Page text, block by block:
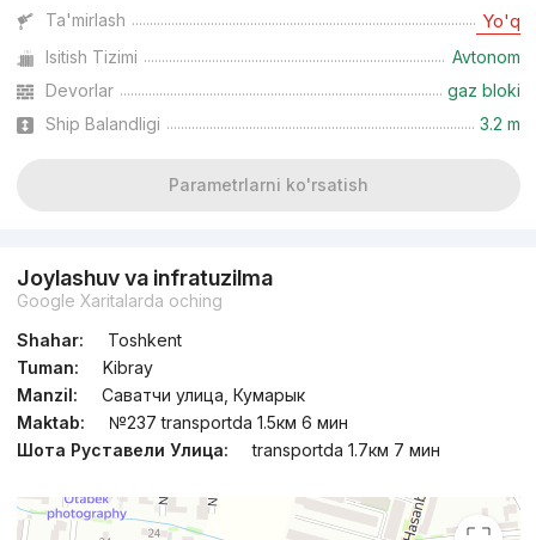
Ta'mirlash Yo'q
Isitish Tizimi
Avtonom
Devorlar
gaz bloki
Ship Balandligi
3.2 m
Parametrlarni ko'rsatish
Joylashuv va infratuzilma
Google Xaritalarda oching
Shahar:
Toshkent
Tuman:
Kibray
Manzil:
Саватчи улица, Кумарык
Maktab:
№237 transportda 1.5км 6 мин
Шота Руставели Улица:
transportda 1.7км 7 мин